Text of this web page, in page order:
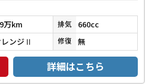
万km 排気 660cc
レンジⅡ 修復 無
詳細はこちら